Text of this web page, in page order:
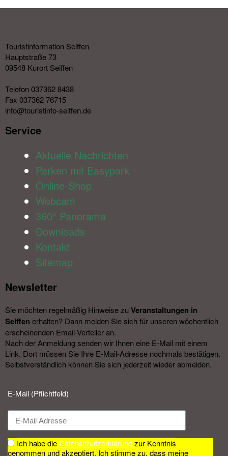
Touristinformation Seiffen
Hauptstraße 73
09548 Kurort Seiffen
Telefon 037362 8438
Fax 037362 76715
info@touristinfo-seiffen.de
Service​
Aktuelle Nachrichten
Parken mit Easypark
Online-Shop
Webcam
360° Panorama
Downloads
Kontakt
Sitemap
Newsletter​
Sie möchten regelmäßig Hinweise zu Veranstal­tungen in
Seiffen erhalten? Dann melden Sie sich für unseren wöchentlich
erscheinenden Email-Verteiler an.
Nach der Anmeldung senden wir Ihnen eine E-Mail mit einem
Link. Dort müssen Sie Ihre E-Mail-Adresse nochmals bestätigen.
Selbstverständlich können Sie sich jederzeit wieder abmelden.​
E-Mail (Pflichtfeld)
Ich habe die Datenschutzerklärungzur Kenntnis
genommen und akzeptiert. Ich stimme zu, dass meine